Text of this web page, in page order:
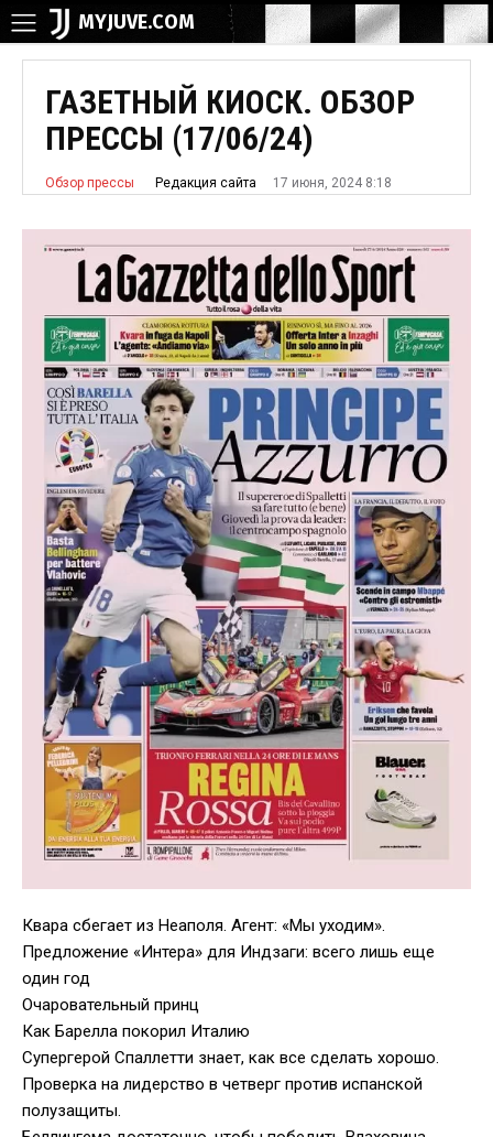
MYJUVE.COM
ГАЗЕТНЫЙ КИОСК. ОБЗОР
ПРЕССЫ (17/06/24)
Обзор прессы Редакция сайта 17 июня, 2024 8:18
Квара сбегает из Неаполя. Агент: «Мы уходим».
Предложение «Интера» для Индзаги: всего лишь еще
один год
Очаровательный принц
Как Барелла покорил Италию
Супергерой Спаллетти знает, как все сделать хорошо.
Проверка на лидерство в четверг против испанской
полузащиты.